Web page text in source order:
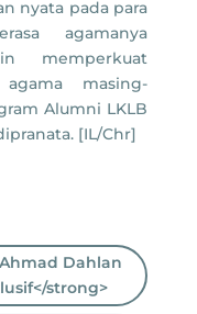
nyata pada para
agamanya
memperkuat
masing-
Alumni LKLB
[IL/Chr]
Dahlan
strong>